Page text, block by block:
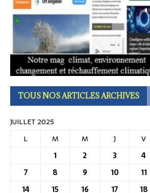
TOUS NOS ARTICLES ARCHIVES
JUILLET 2025
L
M M J V
1
2 3 4
7
8 9 10 11
14
15 16 17 18